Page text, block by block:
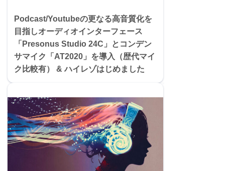
Podcast/Youtubeの更なる高音質化を
目指しオーディオインターフェース
「Presonus Studio 24C」とコンデン
サマイク「AT2020」を導入（歴代マイ
ク比較有） & ハイレゾはじめました